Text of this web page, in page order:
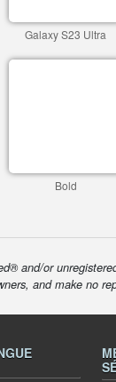
Galaxy S23 Ultra
Bold
and/or
and make no